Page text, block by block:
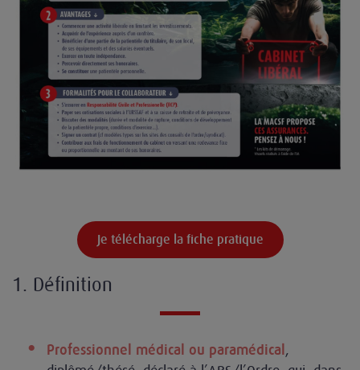
Je télécharge la fiche pratique
1. Définition
Professionnel médical ou paramédical ,